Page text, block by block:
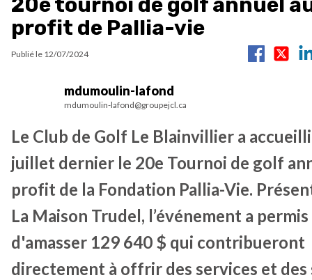
20e tournoi de golf annuel
profit de Pallia-vie
Publié le 12/07/2024
mdumoulin-lafond
mdumoulin-lafond@groupejcl.ca
Le Club de Golf Le Blainvillier a
juillet dernier le 20e Tournoi de golf
profit de la Fondation Pallia-Vie.
La Maison Trudel, l’événement a permis
d'amasser 129 640 $ qui contribueront
directement à offrir des services et des